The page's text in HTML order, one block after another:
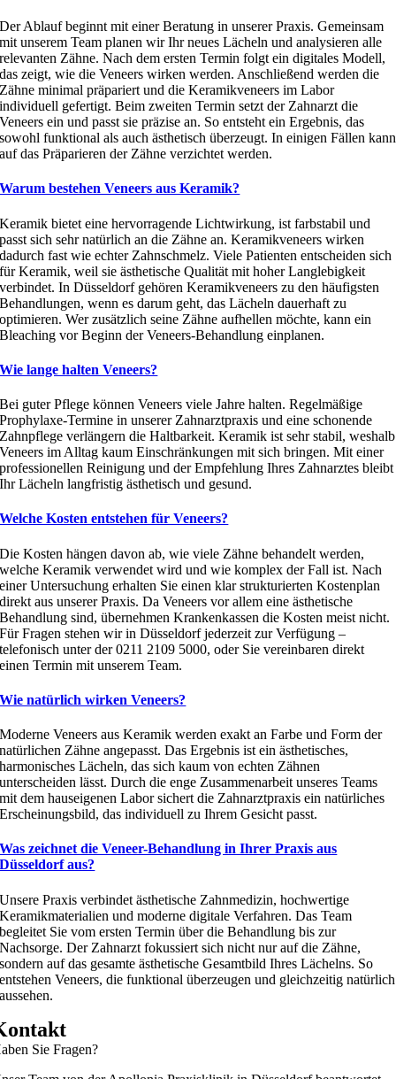
Der Ablauf beginnt mit einer Beratung in unserer Praxis. Gemeinsam
mit unserem Team planen wir Ihr neues Lächeln und analysieren alle
relevanten Zähne. Nach dem ersten Termin folgt ein digitales Modell,
das zeigt, wie die Veneers wirken werden. Anschließend werden die
Zähne minimal präpariert und die Keramikveneers im Labor
individuell gefertigt. Beim zweiten Termin setzt der Zahnarzt die
Veneers ein und passt sie präzise an. So entsteht ein Ergebnis, das
sowohl funktional als auch ästhetisch überzeugt. In einigen Fällen kann
auf das Präparieren der Zähne verzichtet werden.
Warum bestehen Veneers aus Keramik?
Keramik bietet eine hervorragende Lichtwirkung, ist farbstabil und
passt sich sehr natürlich an die Zähne an. Keramikveneers wirken
dadurch fast wie echter Zahnschmelz. Viele Patienten entscheiden sich
für Keramik, weil sie ästhetische Qualität mit hoher Langlebigkeit
verbindet. In Düsseldorf gehören Keramikveneers zu den häufigsten
Behandlungen, wenn es darum geht, das Lächeln dauerhaft zu
optimieren. Wer zusätzlich seine Zähne aufhellen möchte, kann ein
Bleaching vor Beginn der Veneers-Behandlung einplanen.
Wie lange halten Veneers?
Bei guter Pflege können Veneers viele Jahre halten. Regelmäßige
Prophylaxe-Termine in unserer Zahnarztpraxis und eine schonende
Zahnpflege verlängern die Haltbarkeit. Keramik ist sehr stabil, weshalb
Veneers im Alltag kaum Einschränkungen mit sich bringen. Mit einer
professionellen Reinigung und der Empfehlung Ihres Zahnarztes bleibt
Ihr Lächeln langfristig ästhetisch und gesund.
Welche Kosten entstehen für Veneers?
Die Kosten hängen davon ab, wie viele Zähne behandelt werden,
welche Keramik verwendet wird und wie komplex der Fall ist. Nach
einer Untersuchung erhalten Sie einen klar strukturierten Kostenplan
direkt aus unserer Praxis. Da Veneers vor allem eine ästhetische
Behandlung sind, übernehmen Krankenkassen die Kosten meist nicht.
Für Fragen stehen wir in Düsseldorf jederzeit zur Verfügung –
telefonisch unter der 0211 2109 5000, oder Sie vereinbaren direkt
einen Termin mit unserem Team.
Wie natürlich wirken Veneers?
Moderne Veneers aus Keramik werden exakt an Farbe und Form der
natürlichen Zähne angepasst. Das Ergebnis ist ein ästhetisches,
harmonisches Lächeln, das sich kaum von echten Zähnen
unterscheiden lässt. Durch die enge Zusammenarbeit unseres Teams
mit dem hauseigenen Labor sichert die Zahnarztpraxis ein natürliches
Erscheinungsbild, das individuell zu Ihrem Gesicht passt.
Was zeichnet die Veneer-Behandlung in Ihrer Praxis aus
Düsseldorf aus?
Unsere Praxis verbindet ästhetische Zahnmedizin, hochwertige
Keramikmaterialien und moderne digitale Verfahren. Das Team
begleitet Sie vom ersten Termin über die Behandlung bis zur
Nachsorge. Der Zahnarzt fokussiert sich nicht nur auf die Zähne,
sondern auf das gesamte ästhetische Gesamtbild Ihres Lächelns. So
entstehen Veneers, die funktional überzeugen und gleichzeitig natürlich
aussehen.
Sie Fragen?